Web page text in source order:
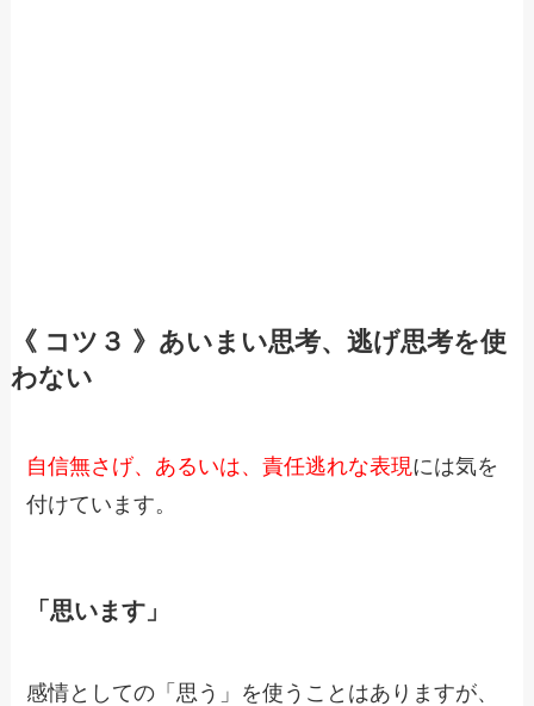
《 コツ３ 》あいまい思考、逃げ思考を使
わない
自信無さげ、あるいは、責任逃れな表現には気を
付けています。
「思います」
感情としての「思う」を使うことはありますが、